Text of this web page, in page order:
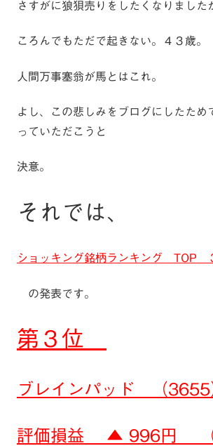
さすがに狼狽売りをしたくなりました
ころんでもただで起きない。４３歳。
人間万事塞翁が馬とはこれ。
よし、この悲しみをブログにしたため
っていただこうと
決意。
それでは、
ショッキング銘柄ランキング TOP
の発表です。
第３位
ブレインパッド （
評価損益 ▲ 996円 （